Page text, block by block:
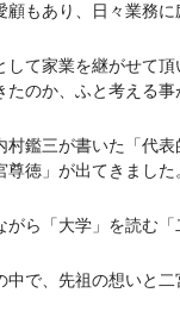
顧もあり、日々業務に
て家業を継がせて頂
たのか、ふと考える事
鑑三が書いた「代表
徳」が出てきました
ら「大学」を読む「
で、先祖の想いと二